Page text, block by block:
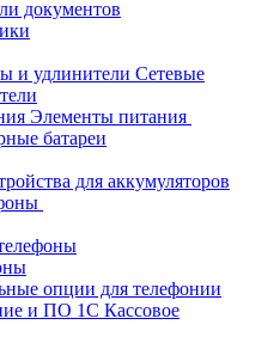
документов
Сетевые
Элементы питания
батареи
для аккумуляторов
опции для телефонии
Кассовое